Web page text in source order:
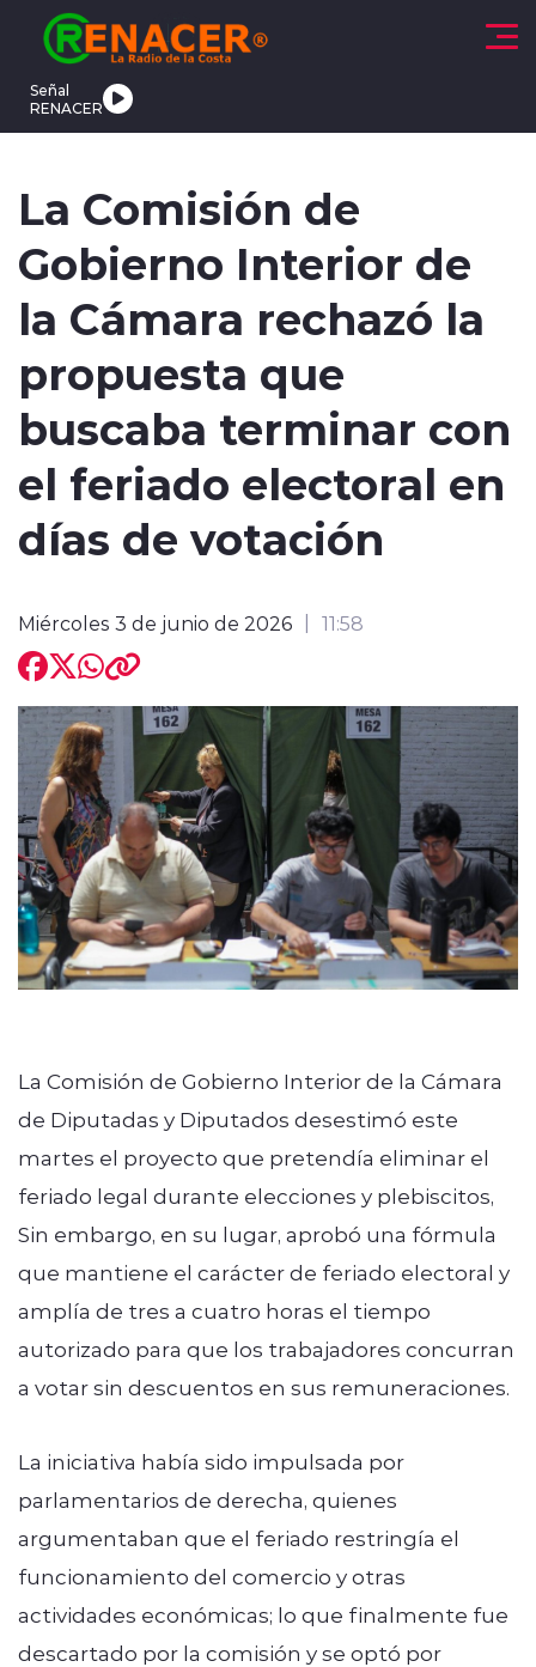
Click acá para ir directamente al contenido
Señal
RENACER
modo claro
La Comisión de
Gobierno Interior de
la Cámara rechazó la
propuesta que
buscaba terminar con
el feriado electoral en
días de votación
Miércoles 3 de junio de 2026 11:58
La Comisión de Gobierno Interior de la Cámara
de Diputadas y Diputados desestimó este
martes el proyecto que pretendía eliminar el
feriado legal durante elecciones y plebiscitos,
Sin embargo, en su lugar, aprobó una fórmula
que mantiene el carácter de feriado electoral y
amplía de tres a cuatro horas el tiempo
autorizado para que los trabajadores concurran
a votar sin descuentos en sus remuneraciones.
La iniciativa había sido impulsada por
parlamentarios de derecha, quienes
argumentaban que el feriado restringía el
funcionamiento del comercio y otras
actividades económicas; lo que finalmente fue
descartado por la comisión y se optó por